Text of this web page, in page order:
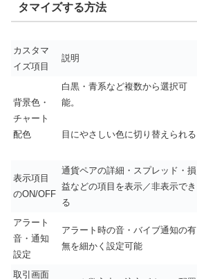
タマイズする方法
カスタマ
イズ項目
説明
背景色・
チャート
配色
白黒・青系など複数から選択可
能。
目にやさしい色に切り替えられる
表示項目
のON/OFF
通貨ペアの詳細・スプレッド・損
益などの項目を表示／非表示でき
る
アラート
音・通知
設定
アラート時の音・バイブ通知の有
無を細かく設定可能
取引画面